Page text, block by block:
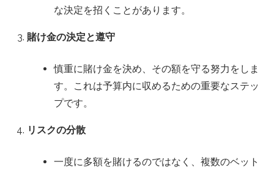
な決定を招くことがあります。
賭け金の決定と遵守
慎重に賭け金を決め、その額を守る努力をしま
す。これは予算内に収めるための重要なステッ
プです。
リスクの分散
一度に多額を賭けるのではなく、複数のベット